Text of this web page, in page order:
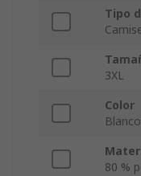
Tipo
3XL
Color
Blanco
80 %